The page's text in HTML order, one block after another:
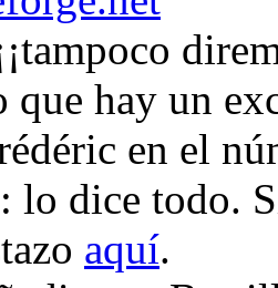
hay un
en el
: lo dice todo.
aquí.